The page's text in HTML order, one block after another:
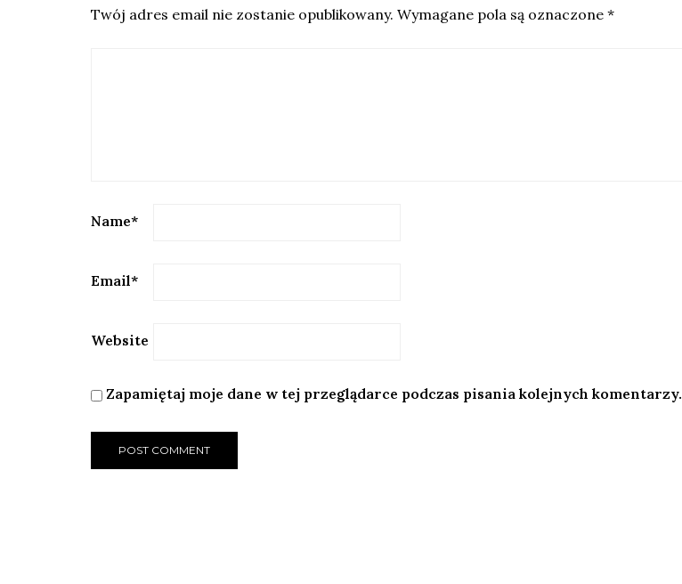
Twój adres email nie zostanie opublikowany. Wymagane pola są oznaczone *
Name*
Email*
Website
Zapamiętaj moje dane w tej przeglądarce podczas pisania kolejnych komentarzy.